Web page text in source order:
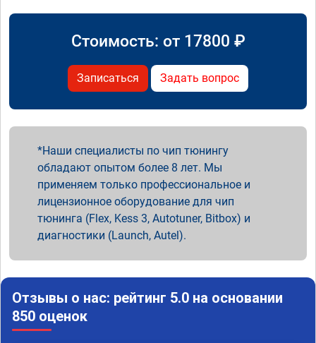
Стоимость: от 17800 ₽
Записаться Задать вопрос
Наши специалисты по чип тюнингу
обладают опытом более 8 лет. Мы
применяем только профессиональное и
лицензионное оборудование для чип
тюнинга (Flex, Kess 3, Autotuner, Bitbox) и
диагностики (Launch, Autel).
Отзывы о нас: рейтинг 5.0 на основании
850 оценок